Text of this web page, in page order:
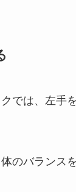
では、左手
のバランス